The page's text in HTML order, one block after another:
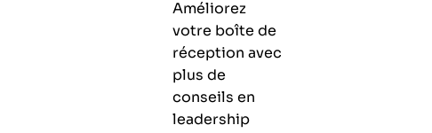
Améliorez
votre boîte de
réception avec
plus de
conseils en
leadership